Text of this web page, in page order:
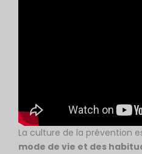
La culture de la prévention
mode de vie et des